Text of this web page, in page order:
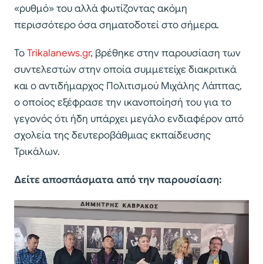
«ρυθμό» του αλλά φωτίζοντας ακόμη
περισσότερο όσα σηματοδοτεί στο σήμερα.
ΤοTrikalanews.gr, βρέθηκε στην παρουσίαση των
συντελεστών στην οποία συμμετείχε διακριτικά
και ο αντιδήμαρχος Πολιτισμού Μιχάλης Λάππας,
ο οποίος εξέφρασε την ικανοποίησή του για το
γεγονός ότι ήδη υπάρχει μεγάλο ενδιαφέρον από
σχολεία της δευτεροβάθμιας εκπαίδευσης
Τρικάλων.
Δείτε αποσπάσματα από την παρουσίαση: